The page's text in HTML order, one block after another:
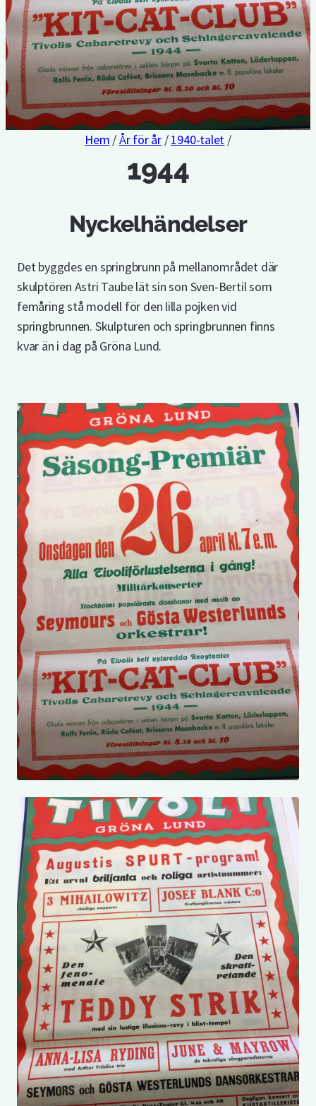
Hem /År för år /1940-talet /
1944
Nyckelhändelser
Det byggdes en springbrunn på mellanområdet där
skulptören Astri Taube lät sin son Sven-Bertil som
femåring stå modell för den lilla pojken vid
springbrunnen. Skulpturen och springbrunnen finns
kvar än i dag på Gröna Lund.